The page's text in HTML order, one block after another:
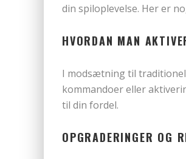
din spiloplevelse. Her er
HVORDAN MAN
I modsætning til
kommandoer eller
til din fordel.
OPGRADERINGER OG